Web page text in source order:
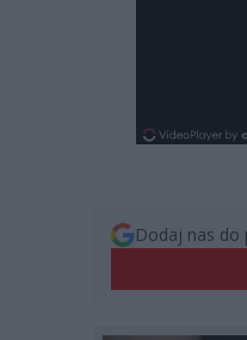
Dodaj nas do